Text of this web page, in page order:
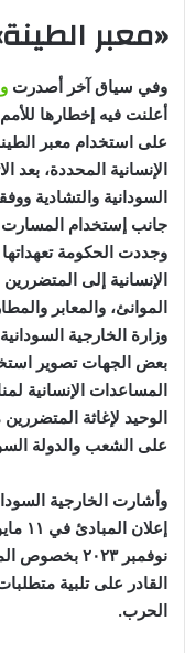
«معبر
وفي سياق آخر أصدرت
أعلنت فيه إخطارها
على استخدام معبر
الإنسانية المحددة، بعد
جانب إستخدام المسارت
وجددت الحكومة
الإنسانية إلى
الموانئ، والمعابر
وزارة الخارجية
بعض الجهات تصوير
المساعدات الإنسانية
الوحيد لإغاثة
على الشعب والدولة
وأشارت الخارجية
نوفمبر ٢٠٢٣
القادر على تلبية
الحرب.